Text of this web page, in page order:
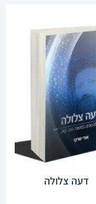
דעה צלולה